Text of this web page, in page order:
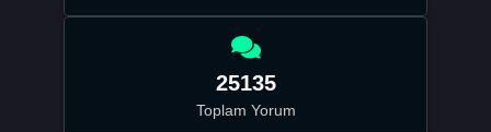
25135
Toplam Yorum